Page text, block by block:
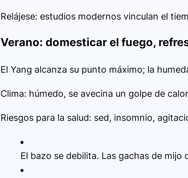
Relájese: estudios modernos vinculan el
Verano: domesticar el fuego,
El Yang alcanza su punto máximo; la
Clima: húmedo, se avecina un golpe de
Riesgos para la salud: sed, insomnio,
El bazo se debilita. Las gachas de mijo